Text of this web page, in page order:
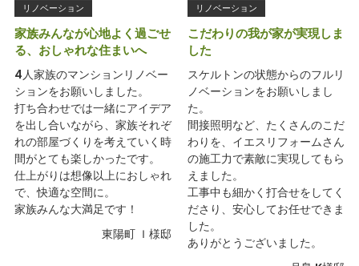
リノベーション
家族みんなが心地よく過ごせ
る、おしゃれな住まいへ
4人家族のマンションリノベー
ションをお願いしました。
打ち合わせでは一緒にアイデア
を出し合いながら、家族それぞ
れの部屋づくりを考えていく時
間がとても楽しかったです。
仕上がりは想像以上におしゃれ
で、快適な空間に。
家族みんな大満足です！
東陽町 Ｉ様邸
リノベーション
こだわりの我が家が実現しま
した
スケルトンの状態からのフルリ
ノベーションをお願いしまし
た。
間接照明など、たくさんのこだ
わりを、イエスリフォームさん
の施工力で素敵に実現してもら
えました。
工事中も細かく打合せをしてく
ださり、安心してお任せできま
した。
ありがとうございました。